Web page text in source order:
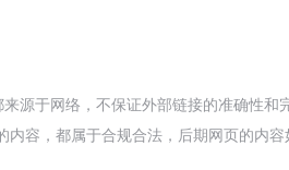
源于网络，不保证外部链接的准确性
内容，都属于合规合法，后期网页的内